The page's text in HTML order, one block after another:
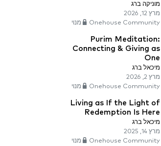
מוניקה ברג
מרץ 12, 2026
Onehouse Community מנוי
Purim Meditation:
Connecting & Giving as
One
מיכאל ברג
מרץ 2, 2026
Onehouse Community מנוי
Living as If the Light of
Redemption Is Here
מיכאל ברג
מרץ 14, 2025
Onehouse Community מנוי